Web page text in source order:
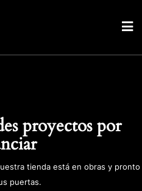
proyectos por
tienda está en obras y pronto
puertas.